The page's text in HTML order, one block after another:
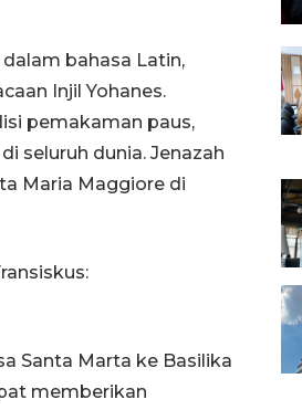
bahasa Latin,
Injil Yohanes.
pemakaman paus,
seluruh dunia. Jenazah
Maria Maggiore di
Santa Marta ke Basilika
memberikan